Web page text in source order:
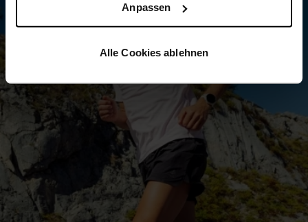
Anpassen
Alle Cookies ablehnen